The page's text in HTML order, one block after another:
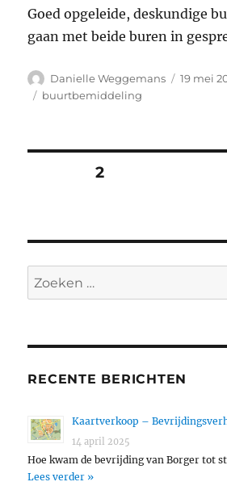
Goed opgeleide, deskundige
gaan met beide buren in
Auteur
Danielle Weggemans 19 mei
Tags
buurtbemiddeling
Berichten
PAGINA2
Zoeken
naar:
RECENTE BERICHTEN
Kaartverkoop –
14 april 2025
Hoe kwam de bevrijding van Borger tot
Lees verder »